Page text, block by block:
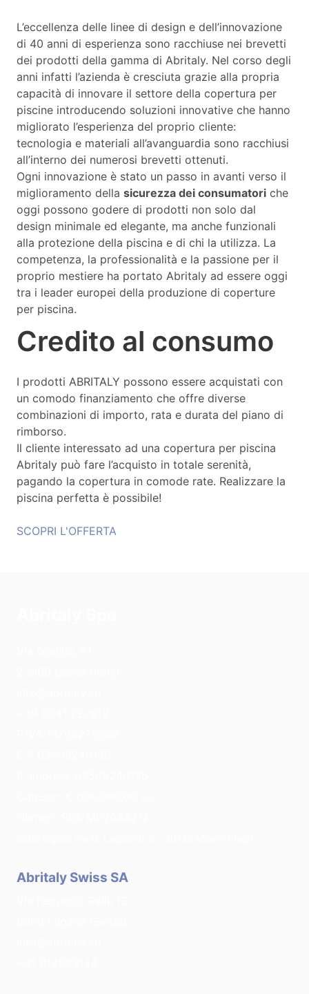
L’eccellenza delle linee di design e dell’innovazione
di 40 anni di esperienza sono racchiuse nei brevetti
dei prodotti della gamma di Abritaly. Nel corso degli
anni infatti l’azienda è cresciuta grazie alla propria
capacità di innovare il settore della copertura per
piscine introducendo soluzioni innovative che hanno
migliorato l’esperienza del proprio cliente:
tecnologia e materiali all’avanguardia sono racchiusi
all’interno dei numerosi brevetti ottenuti.
Ogni innovazione è stato un passo in avanti verso il
miglioramento della sicurezza dei consumatori che
oggi possono godere di prodotti non solo dal
design minimale ed elegante, ma anche funzionali
alla protezione della piscina e di chi la utilizza. La
competenza, la professionalità e la passione per il
proprio mestiere ha portato Abritaly ad essere oggi
tra i leader europei della produzione di coperture
per piscina.
Credito al consumo
I prodotti ABRITALY possono essere acquistati con
un comodo finanziamento che offre diverse
combinazioni di importo, rata e durata del piano di
rimborso.
Il cliente interessato ad una copertura per piscina
Abritaly può fare l’acquisto in totale serenità,
pagando la copertura in comode rate. Realizzare la
piscina perfetta è possibile!
SCOPRI L'OFFERTA
Abritaly Swiss SA